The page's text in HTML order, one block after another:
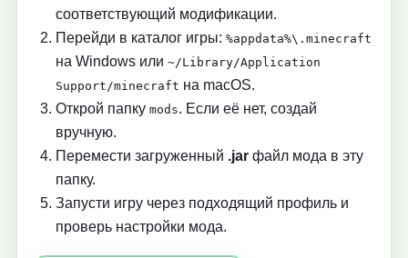
соответствующий модификации.
Перейди в каталог игры: %appdata%\.minecraft
на Windows или ~/Library/Application
Support/minecraft на macOS.
Открой папку mods. Если её нет, создай
вручную.
Перемести загруженный .jar файл мода в эту
папку.
Запусти игру через подходящий профиль и
проверь настройки мода.